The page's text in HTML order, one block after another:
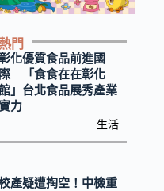
門
化優質食品前進國
際 「食食在在彰化
」台北食品展秀產業
力
生活
產疑遭掏空！中檢重